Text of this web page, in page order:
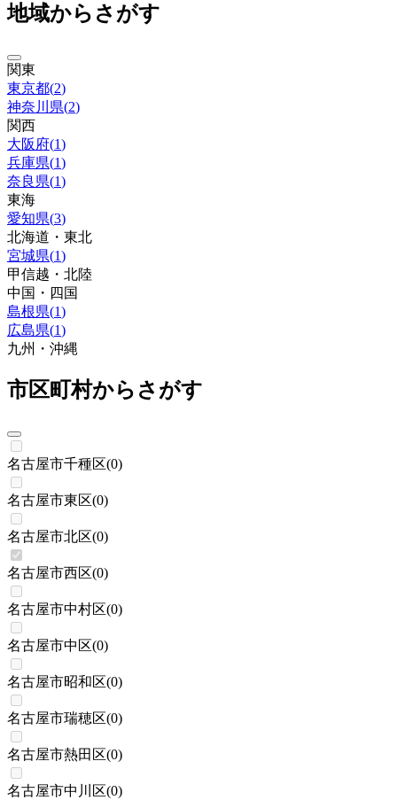
地域からさがす
関東
東京都(2)
神奈川県(2)
関西
大阪府(1)
兵庫県(1)
奈良県(1)
東海
愛知県(3)
北海道・東北
宮城県(1)
甲信越・北陸
中国・四国
島根県(1)
広島県(1)
九州・沖縄
市区町村からさがす
名古屋市千種区(0)
名古屋市東区(0)
名古屋市北区(0)
名古屋市西区(0)
名古屋市中村区(0)
名古屋市中区(0)
名古屋市昭和区(0)
名古屋市瑞穂区(0)
名古屋市熱田区(0)
名古屋市中川区(0)